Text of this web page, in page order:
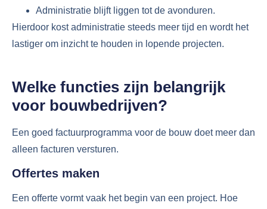
Administratie blijft liggen tot de avonduren.
Hierdoor kost administratie steeds meer tijd en wordt het
lastiger om inzicht te houden in lopende projecten.
Welke functies zijn belangrijk
voor bouwbedrijven?
Een goed factuurprogramma voor de bouw doet meer dan
alleen facturen versturen.
Offertes maken
Een offerte vormt vaak het begin van een project. Hoe